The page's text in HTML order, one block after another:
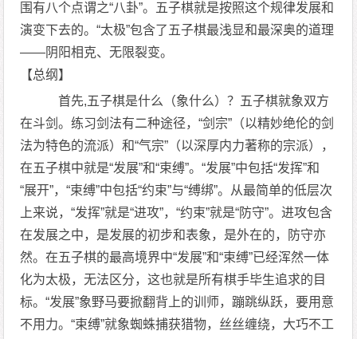
围有八个点谓之“八卦”。五子棋就是按照这个规律发展和
演变下去的。“太极”包含了五子棋最浅显和最深奥的道理
——阴阳相克、无限裂变。
【总纲】
首先,五子棋是什么（象什么）？五子棋就象双方
在斗剑。练习剑法有二种途径，“剑宗”（以精妙绝伦的剑
法为特色的流派）和“气宗”（以深厚内力著称的宗派），
在五子棋中就是“发展”和“束缚”。“发展”中包括“发挥”和
“展开”，“束缚”中包括“约束”与“缚绑”。从最简单的低层次
上来说，“发挥”就是“进攻”，“约束”就是“防守”。进攻包含
在发展之中，是发展的初步和表象，是外在的，防守亦
然。在五子棋的最高境界中“发展”和“束缚”已经浑然一体
化为太极，无法区分，这也就是所有棋手毕生追求的目
标。“发展”象野马要掀翻背上的训师，蹦跳纵跃，要用意
不用力。“束缚”就象蜘蛛捕获猎物，丝丝缠绕，大巧不工